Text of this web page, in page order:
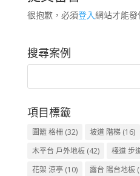
很抱歉，必須登入網站才能發
搜尋案例
項目標籤
圍籬 格柵(32) 坡道 階梯(16)
木平台 戶外地板(42) 棧道 步
花架 涼亭(10) 露台 陽台地板